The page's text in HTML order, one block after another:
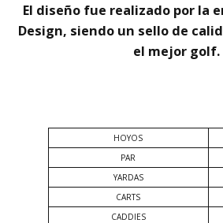
El diseño fue realizado por la
Design, siendo un sello de
el mejor golf.
HOYOS
PAR
YARDAS
CARTS
CADDIES